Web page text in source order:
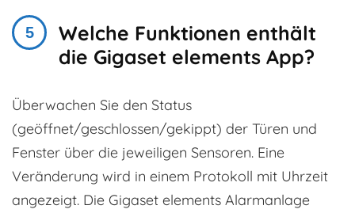
Welche Funktionen enthält
die Gigaset elements App?
Überwachen Sie den Status
(geöffnet/geschlossen/gekippt) der Türen und
Fenster über die jeweiligen Sensoren. Eine
Veränderung wird in einem Protokoll mit Uhrzeit
angezeigt. Die Gigaset elements Alarmanlage